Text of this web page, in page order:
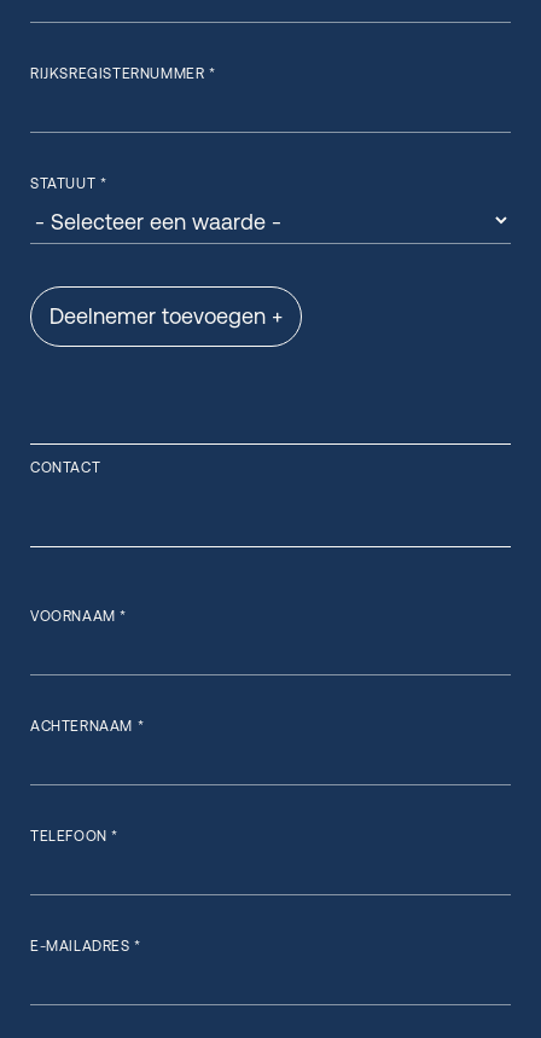
RIJKSREGISTERNUMMER *
STATUUT *
Deelnemer toevoegen +
CONTACT
VOORNAAM *
ACHTERNAAM *
TELEFOON *
E-MAILADRES *